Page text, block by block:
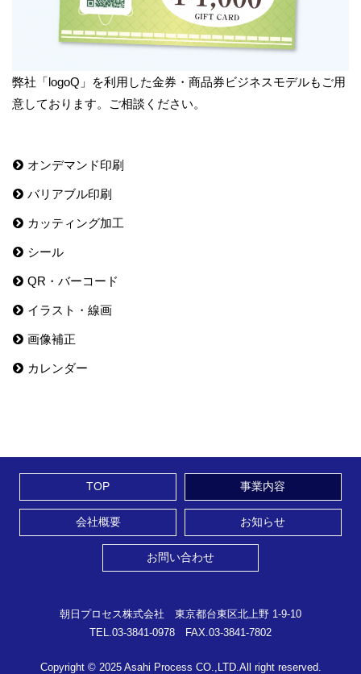
弊社「logoQ」を利用した金券・商品券ビジネスモデルもご用
意しております。ご相談ください。
オンデマンド印刷
バリアブル印刷
カッティング加工
シール
QR・バーコード
イラスト・線画
画像補正
カレンダー
TOP 事業内容
会社概要 お知らせ
お問い合わせ
朝日プロセス株式会社 東京都台東区北上野 1-9-10
TEL.03-3841-0978 FAX.03-3841-7802
Copyright © 2025 Asahi Process CO.,LTD.All right reserved.